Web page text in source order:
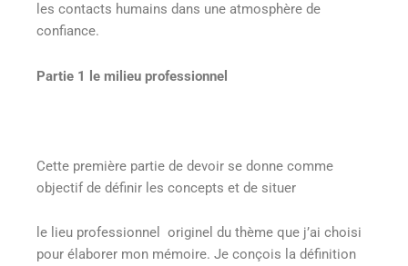
les contacts humains dans une atmosphère de
confiance.
Partie 1 le milieu professionnel
Cette première partie de devoir se donne comme
objectif de définir les concepts et de situer
le lieu professionnel originel du thème que j’ai choisi
pour élaborer mon mémoire. Je conçois la définition